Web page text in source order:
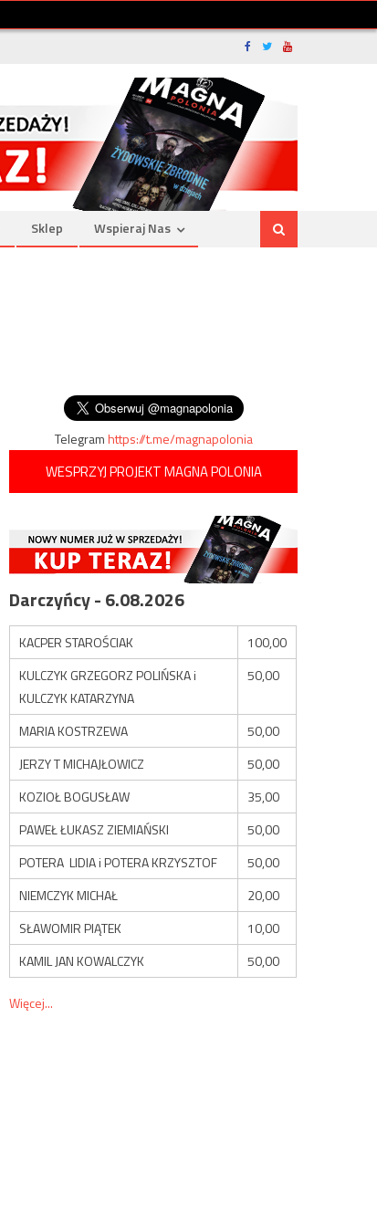
Sklep Wspieraj Nas
Telegramhttps://t.me/magnapolonia
WESPRZYJ PROJEKT MAGNA POLONIA
Darczyńcy - 6.08.2026
KACPER STAROŚCIAK
100,00
KULCZYK GRZEGORZ POLIŃSKA i
KULCZYK KATARZYNA
50,00
MARIA KOSTRZEWA
50,00
JERZY T MICHAJŁOWICZ
50,00
KOZIOŁ BOGUSŁAW
35,00
PAWEŁ ŁUKASZ ZIEMIAŃSKI
50,00
POTERA LIDIA i POTERA KRZYSZTOF
50,00
NIEMCZYK MICHAŁ
20,00
SŁAWOMIR PIĄTEK
10,00
KAMIL JAN KOWALCZYK
50,00
Więcej...